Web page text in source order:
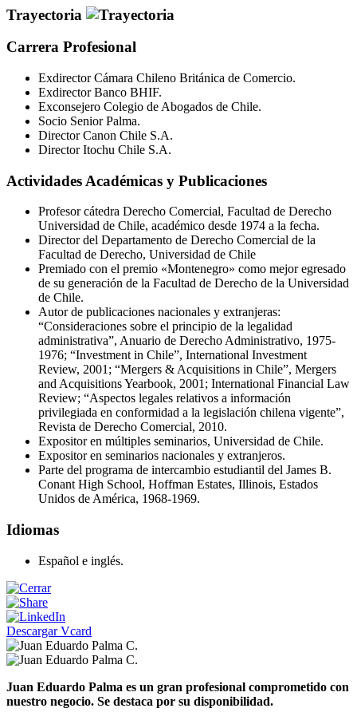
Trayectoria
Carrera Profesional
Exdirector Cámara Chileno Británica de Comercio.
Exdirector Banco BHIF.
Exconsejero Colegio de Abogados de Chile.
Socio Senior Palma.
Director Canon Chile S.A.
Director Itochu Chile S.A.
Actividades Académicas y Publicaciones
Profesor cátedra Derecho Comercial, Facultad de Derecho
Universidad de Chile, académico desde 1974 a la fecha.
Director del Departamento de Derecho Comercial de la
Facultad de Derecho, Universidad de Chile
Premiado con el premio «Montenegro» como mejor egresado
de su generación de la Facultad de Derecho de la Universidad
de Chile.
Autor de publicaciones nacionales y extranjeras:
“Consideraciones sobre el principio de la legalidad
administrativa”, Anuario de Derecho Administrativo, 1975-
1976; “Investment in Chile”, International Investment
Review, 2001; “Mergers & Acquisitions in Chile”, Mergers
and Acquisitions Yearbook, 2001; International Financial Law
Review; “Aspectos legales relativos a información
privilegiada en conformidad a la legislación chilena vigente”,
Revista de Derecho Comercial, 2010.
Expositor en múltiples seminarios, Universidad de Chile.
Expositor en seminarios nacionales y extranjeros.
Parte del programa de intercambio estudiantil del James B.
Conant High School, Hoffman Estates, Illinois, Estados
Unidos de América, 1968-1969.
Idiomas
Español e inglés.
Descargar Vcard
Juan Eduardo Palma es un gran profesional comprometido con
nuestro negocio. Se destaca por su disponibilidad.